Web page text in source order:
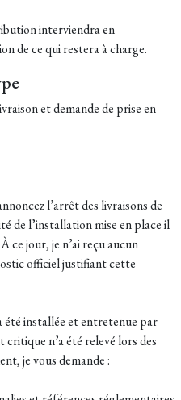
interviendraen
de ce qui restera à charge.
et demande de prise en
l’arrêt des livraisons de
de l’installation mise en place il
ce jour, je n’ai reçu aucun
officiel justifiant cette
été installée et entretenue par
critique n’a été relevé lors des
je vous demande :